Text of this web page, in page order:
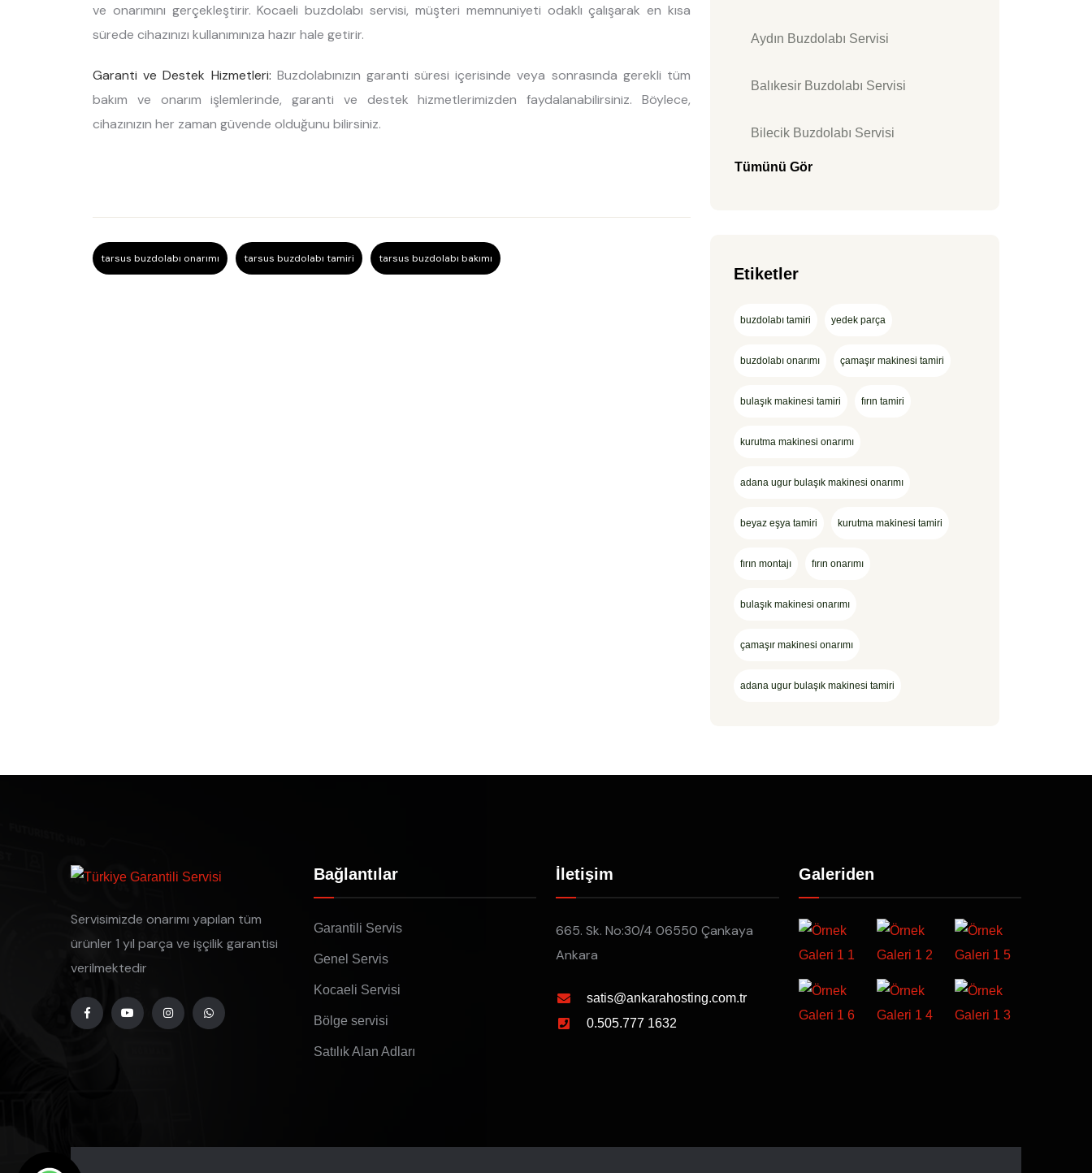
ve onarımını gerçekleştirir. Kocaeli buzdolabı servisi, müşteri memnuniyeti odaklı çalışarak en kısa
sürede cihazınızı kullanımınıza hazır hale getirir.
Garanti ve Destek Hizmetleri: Buzdolabınızın garanti süresi içerisinde veya sonrasında gerekli tüm
bakım ve onarım işlemlerinde, garanti ve destek hizmetlerimizden faydalanabilirsiniz. Böylece,
cihazınızın her zaman güvende olduğunu bilirsiniz.
tarsus buzdolabı onarımı tarsus buzdolabı tamiri tarsus buzdolabı bakımı
Aydın Buzdolabı Servisi
Balıkesir Buzdolabı Servisi
Bilecik Buzdolabı Servisi
Tümünü Gör
Etiketler
buzdolabı tamiri yedek parça
buzdolabı onarımı çamaşır makinesi tamiri
bulaşık makinesi tamiri fırın tamiri
kurutma makinesi onarımı
adana ugur bulaşık makinesi onarımı
beyaz eşya tamiri kurutma makinesi tamiri
fırın montajı fırın onarımı
bulaşık makinesi onarımı
çamaşır makinesi onarımı
adana ugur bulaşık makinesi tamiri
Servisimizde onarımı yapılan tüm
ürünler 1 yıl parça ve işçilik garantisi
verilmektedir
Bağlantılar
Garantili Servis
Genel Servis
Kocaeli Servisi
Bölge servisi
Satılık Alan Adları
İletişim
665. Sk. No:30/4 06550 Çankaya
Ankara
satis@ankarahosting.com.tr
0.505.777 1632
Galeriden